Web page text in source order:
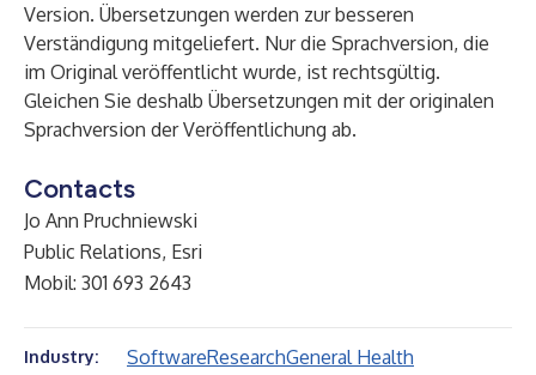
Version. Übersetzungen werden zur besseren
Verständigung mitgeliefert. Nur die Sprachversion, die
im Original veröffentlicht wurde, ist rechtsgültig.
Gleichen Sie deshalb Übersetzungen mit der originalen
Sprachversion der Veröffentlichung ab.
Contacts
Jo Ann Pruchniewski
Public Relations, Esri
Mobil: 301 693 2643
Industry: SoftwareResearchGeneral Health